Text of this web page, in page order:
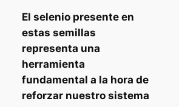
El selenio presente en
estas semillas
representa una
herramienta
fundamental a la hora de
reforzar nuestro sistema